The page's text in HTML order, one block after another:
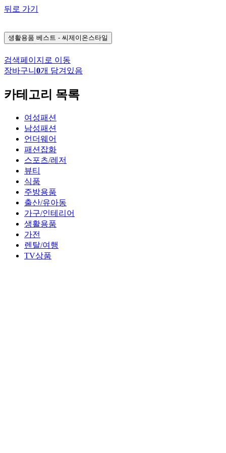
뒤로 가기
생활용품 베스트 - 씨제이온스타일
검색페이지로 이동
장바구니 0개 담겨있음
카테고리 목록
여성패션
남성패션
언더웨어
패션잡화
스포츠/레저
뷰티
식품
주방용품
출산/유아동
가구/인테리어
생활용품
가전
렌탈/여행
TV상품